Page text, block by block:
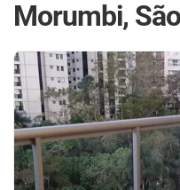
Morumbi,